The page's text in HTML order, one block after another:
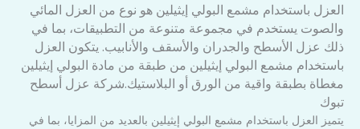
العزل باستخدام مشمع البولي إيثيلين هو نوع من العزل المائي
والصوت يستخدم في مجموعة متنوعة من التطبيقات، بما في
ذلك عزل الأسطح والجدران والأسقف والأنابيب. يتكون العزل
باستخدام مشمع البولي إيثيلين من طبقة من مادة البولي إيثيلين
مغطاة بطبقة واقية من الورق أو البلاستيك.شركة عزل أسطح
تبوك
يتميز العزل باستخدام مشمع البولي إيثيلين بالعديد من المزايا، بما في